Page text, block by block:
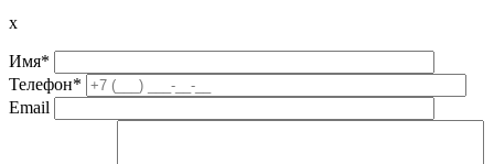
r/min,
3PTC,
H180C,
mount
x
Имя*
Телефон*
Email